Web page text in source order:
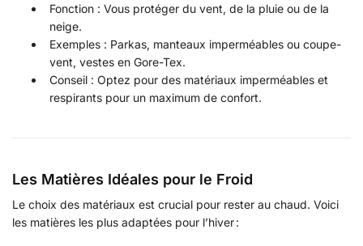
Fonction : Vous protéger du vent, de la pluie ou de la
neige.
Exemples : Parkas, manteaux imperméables ou coupe-
vent, vestes en Gore-Tex.
Conseil : Optez pour des matériaux imperméables et
respirants pour un maximum de confort.
Les Matières Idéales pour le Froid
Le choix des matériaux est crucial pour rester au chaud. Voici
les matières les plus adaptées pour l’hiver :